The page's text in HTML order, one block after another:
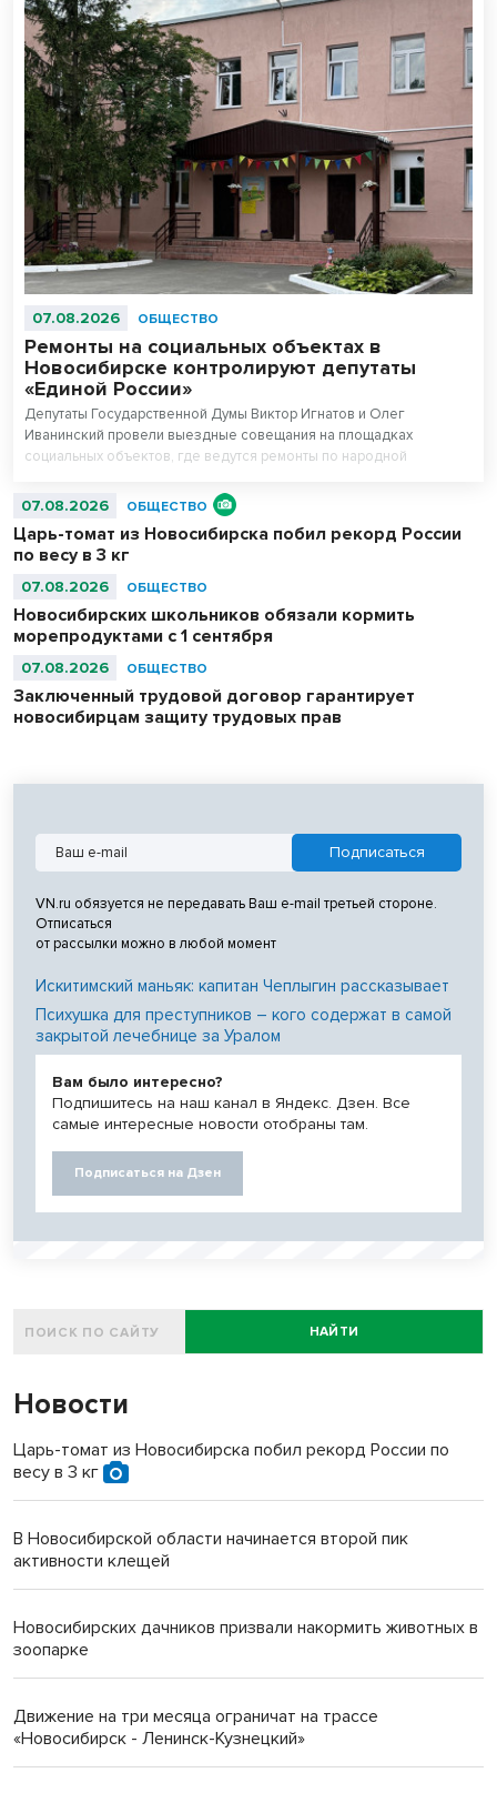
07.08.2026 ОБЩЕСТВО
Ремонты на социальных объектах в
Новосибирске контролируют депутаты
«Единой России»
Депутаты Государственной Думы Виктор Игнатов и Олег
Иванинский провели выездные совещания на площадках
социальных объектов, где ведутся ремонты по народной
07.08.2026 ОБЩЕСТВО
Царь-томат из Новосибирска побил рекорд России
по весу в 3 кг
07.08.2026 ОБЩЕСТВО
Новосибирских школьников обязали кормить
морепродуктами с 1 сентября
07.08.2026 ОБЩЕСТВО
Заключенный трудовой договор гарантирует
новосибирцам защиту трудовых прав
VN.ru обязуется не передавать Ваш e-mail третьей стороне.
Отписаться
от рассылки можно в любой момент
Искитимский маньяк: капитан Чеплыгин рассказывает
Психушка для преступников – кого содержат в самой
закрытой лечебнице за Уралом
Вам было интересно?
Подпишитесь на наш канал в Яндекс. Дзен. Все
самые интересные новости отобраны там.
Подписаться на Дзен
НАЙТИ
Новости
Царь-томат из Новосибирска побил рекорд России по
весу в 3 кг
В Новосибирской области начинается второй пик
активности клещей
Новосибирских дачников призвали накормить животных в
зоопарке
Движение на три месяца ограничат на трассе
«Новосибирск - Ленинск-Кузнецкий»